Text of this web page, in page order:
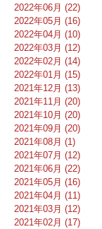
2022年06月 (22)
2022年05月 (16)
2022年04月 (10)
2022年03月 (12)
2022年02月 (14)
2022年01月 (15)
2021年12月 (13)
2021年11月 (20)
2021年10月 (20)
2021年09月 (20)
2021年08月 (1)
2021年07月 (12)
2021年06月 (22)
2021年05月 (16)
2021年04月 (11)
2021年03月 (12)
2021年02月 (17)